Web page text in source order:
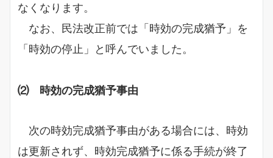
なくなります。
なお、民法改正前では「時効の完成猶予」を
「時効の停止」と呼んでいました。
⑵ 時効の完成猶予事由
次の時効完成猶予事由がある場合には、時効
は更新されず、時効完成猶予に係る手続が終了